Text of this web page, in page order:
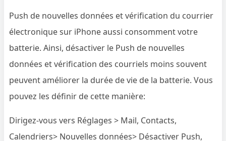
Push de nouvelles données et vérification du courrier
électronique sur iPhone aussi consomment votre
batterie. Ainsi, désactiver le Push de nouvelles
données et vérification des courriels moins souvent
peuvent améliorer la durée de vie de la batterie. Vous
pouvez les définir de cette manière:
Dirigez-vous vers Réglages > Mail, Contacts,
Calendriers> Nouvelles données> Désactiver Push,